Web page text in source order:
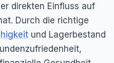
direkten Einfluss auf
Durch die richtige
und Lagerbestand